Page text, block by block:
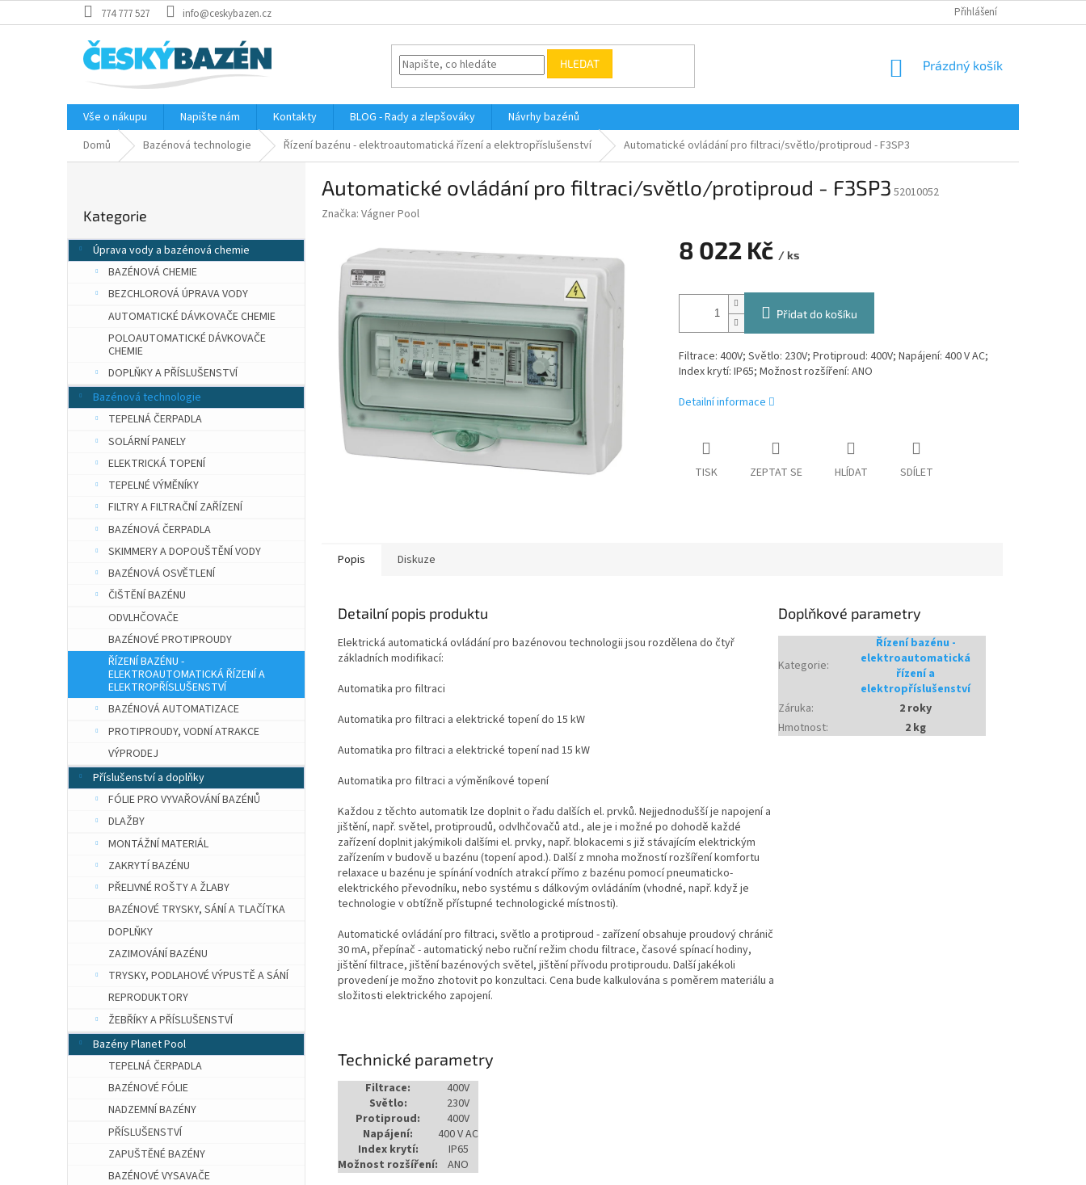
na
774 777 527 info@ceskybazen.cz Přihlášení
HLEDAT
NÁKUPNÍ
Prázdný košík
Vše o nákupu Napište nám Kontakty BLOG - Rady a zlepšováky
Návrhy bazénů
Domů
Bazénová technologie Řízení bazénu - elektroautomatická řízení a elektropříslušenství Automatické ovládání pro filtraci/světlo/protiproud - F3SP3
r
a
e
kategorie
Kategorie
Úprava vody a bazénová chemie
BAZÉNOVÁ CHEMIE
BEZCHLOROVÁ ÚPRAVA VODY
AUTOMATICKÉ DÁVKOVAČE CHEMIE
POLOAUTOMATICKÉ DÁVKOVAČE
CHEMIE
DOPLŇKY A PŘÍSLUŠENSTVÍ
Bazénová technologie
TEPELNÁ ČERPADLA
SOLÁRNÍ PANELY
ELEKTRICKÁ TOPENÍ
TEPELNÉ VÝMĚNÍKY
FILTRY A FILTRAČNÍ ZAŘÍZENÍ
BAZÉNOVÁ ČERPADLA
SKIMMERY A DOPOUŠTĚNÍ VODY
BAZÉNOVÁ OSVĚTLENÍ
ČIŠTĚNÍ BAZÉNU
ODVLHČOVAČE
BAZÉNOVÉ PROTIPROUDY
ŘÍZENÍ BAZÉNU -
ELEKTROAUTOMATICKÁ ŘÍZENÍ A
ELEKTROPŘÍSLUŠENSTVÍ
BAZÉNOVÁ AUTOMATIZACE
PROTIPROUDY, VODNÍ ATRAKCE
VÝPRODEJ
Příslušenství a doplňky
FÓLIE PRO VYVAŘOVÁNÍ BAZÉNŮ
DLAŽBY
MONTÁŽNÍ MATERIÁL
ZAKRYTÍ BAZÉNU
PŘELIVNÉ ROŠTY A ŽLABY
BAZÉNOVÉ TRYSKY, SÁNÍ A TLAČÍTKA
DOPLŇKY
ZAZIMOVÁNÍ BAZÉNU
TRYSKY, PODLAHOVÉ VÝPUSTĚ A SÁNÍ
REPRODUKTORY
ŽEBŘÍKY A PŘÍSLUŠENSTVÍ
Bazény Planet Pool
TEPELNÁ ČERPADLA
BAZÉNOVÉ FÓLIE
NADZEMNÍ BAZÉNY
PŘÍSLUŠENSTVÍ
ZAPUŠTĚNÉ BAZÉNY
BAZÉNOVÉ VYSAVAČE
Automatické ovládání pro filtraci/světlo/protiproud - F3SP3 52010052
Značka: Vágner Pool
8 022 Kč / ks
cena:
Přidat do košíku
Filtrace: 400V; Světlo: 230V; Protiproud: 400V; Napájení: 400 V AC;
Index krytí: IP65; Možnost rozšíření: ANO
Detailní informace
TISK ZEPTAT SE HLÍDAT SDÍLET
Popis Diskuze
Detailní popis produktu
Elektrická automatická ovládání pro bazénovou technologii jsou rozdělena do čtyř
základních modifikací:
Automatika pro filtraci
Automatika pro filtraci a elektrické topení do 15 kW
Automatika pro filtraci a elektrické topení nad 15 kW
Automatika pro filtraci a výměníkové topení
Každou z těchto automatik lze doplnit o řadu dalších el. prvků. Nejjednodušší je napojení a
jištění, např. světel, protiproudů, odvlhčovačů atd., ale je i možné po dohodě každé
zařízení doplnit jakýmikoli dalšími el. prvky, např. blokacemi s již stávajícím elektrickým
zařízením v budově u bazénu (topení apod.). Další z mnoha možností rozšíření komfortu
relaxace u bazénu je spínání vodních atrakcí přímo z bazénu pomocí pneumaticko-
elektrického převodníku, nebo systému s dálkovým ovládáním (vhodné, např. když je
technologie v obtížně přístupné technologické místnosti).
Automatické ovládání pro filtraci, světlo a protiproud - zařízení obsahuje proudový chránič
30 mA, přepínač - automatický nebo ruční režim chodu filtrace, časové spínací hodiny,
jištění filtrace, jištění bazénových světel, jištění přívodu protiproudu. Další jakékoli
provedení je možno zhotovit po konzultaci. Cena bude kalkulována s poměrem materiálu a
složitosti elektrického zapojení.
Technické parametry
Filtrace:
400V
Světlo:
230V
Protiproud:
400V
Napájení:
400 V AC
Index krytí:
IP65
Možnost rozšíření:
ANO
Doplňkové parametry
Kategorie:
Řízení bazénu -
elektroautomatická
řízení a
elektropříslušenství
Záruka:
2 roky
Hmotnost: 2 kg